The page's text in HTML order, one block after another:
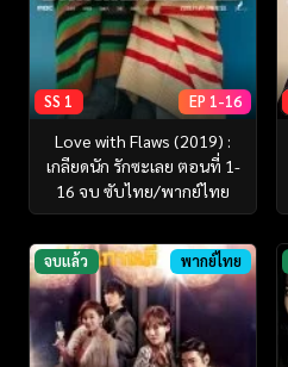
SS 1 EP 1-16
Love with Flaws (2019) :
เกลียดนัก รักซะเลย ตอนที่ 1-
16 จบ ซับไทย/พากย์ไทย
จบแล้ว พากย์ไทย